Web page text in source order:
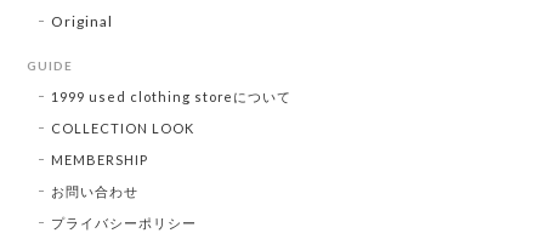
Original
GUIDE
1999 used clothing storeについて
COLLECTION LOOK
MEMBERSHIP
お問い合わせ
プライバシーポリシー